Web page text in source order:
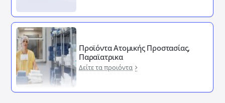
Προϊόντα Ατομικής Προστασίας,
Παραϊατρικα
Δείτε τα προιόντα